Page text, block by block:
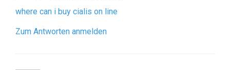
where can i buy cialis on line
Zum Antworten anmelden